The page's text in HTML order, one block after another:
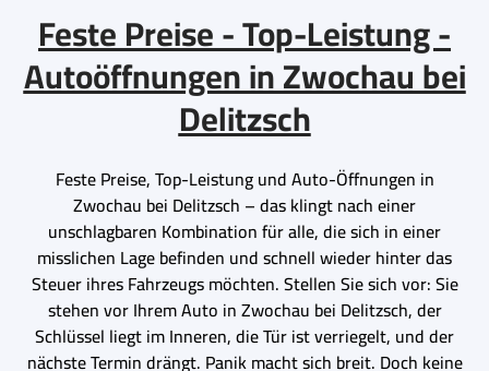
Feste Preise - Top-Leistung -
Autoöffnungen in Zwochau bei
Delitzsch
Feste Preise, Top-Leistung und Auto-Öffnungen in
Zwochau bei Delitzsch – das klingt nach einer
unschlagbaren Kombination für alle, die sich in einer
misslichen Lage befinden und schnell wieder hinter das
Steuer ihres Fahrzeugs möchten. Stellen Sie sich vor: Sie
stehen vor Ihrem Auto in Zwochau bei Delitzsch, der
Schlüssel liegt im Inneren, die Tür ist verriegelt, und der
nächste Termin drängt. Panik macht sich breit. Doch keine